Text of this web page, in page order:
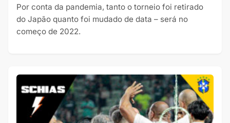
Por conta da pandemia, tanto o torneio foi retirado
do Japão quanto foi mudado de data – será no
começo de 2022.